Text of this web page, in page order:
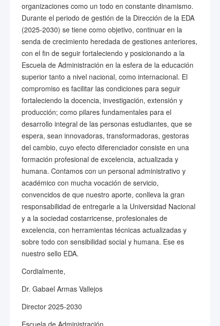
organizaciones como un todo en constante dinamismo.
Durante el periodo de gestión de la Dirección de la EDA
(2025-2030) se tiene como objetivo, continuar en la
senda de crecimiento heredada de gestiones anteriores,
con el fin de seguir fortaleciendo y posicionando a la
Escuela de Administración en la esfera de la educación
superior tanto a nivel nacional, como internacional. El
compromiso es facilitar las condiciones para seguir
fortaleciendo la docencia, investigación, extensión y
producción; como pilares fundamentales para el
desarrollo integral de las personas estudiantes, que se
espera, sean innovadoras, transformadoras, gestoras
del cambio, cuyo efecto diferenciador consiste en una
formación profesional de excelencia, actualizada y
humana. Contamos con un personal administrativo y
académico con mucha vocación de servicio,
convencidos de que nuestro aporte, conlleva la gran
responsabilidad de entregarle a la Universidad Nacional
y a la sociedad costarricense, profesionales de
excelencia, con herramientas técnicas actualizadas y
sobre todo con sensibilidad social y humana. Ese es
nuestro sello EDA.
Cordialmente,
Dr. Gabael Armas Vallejos
Director 2025-2030
Escuela de Administración